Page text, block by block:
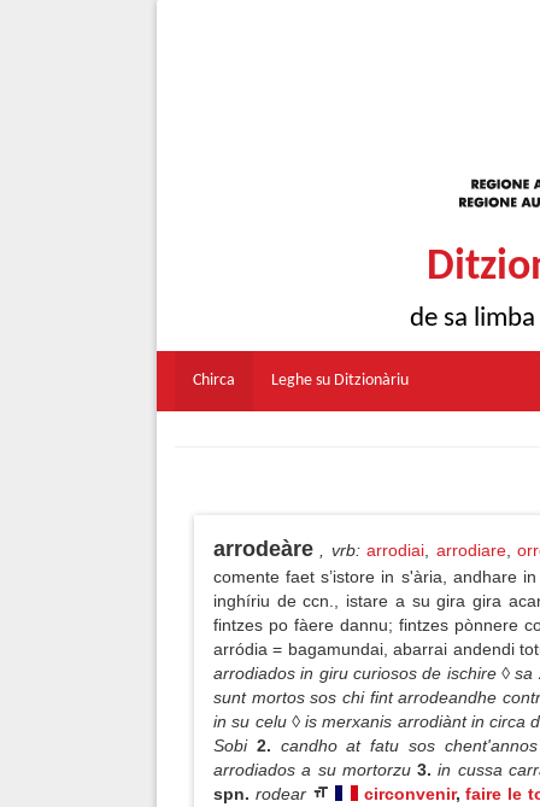
de sa
Chirca Leghe su Ditzionàriu
arrodeàre , vrb: arrodiai arrodiare,
comente faet s’istore in s'ària, andhare
inghíriu de ccn., istare a su gira gira
fintzes po fàere dannu; fintzes pònnere
arródia = bagamundai, abarrai andendi
arrodiados in giru curiosos de ischire ◊
sunt mortos sos chi fint arrodeandhe
in su celu ◊ is merxanis arrodiànt in circa
Sobi 2. candho at fatu sos
arrodiados a su mortorzu3.in cussa
spn. rodear circonvenir, faire le